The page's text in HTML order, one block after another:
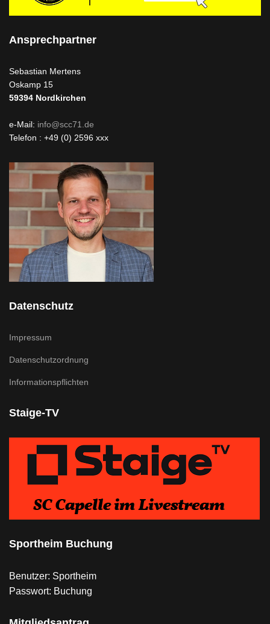
Ansprechpartner
Sebastian Mertens
Oskamp 15
59394 Nordkirchen
e-Mail: info@scc71.de
Telefon : +49 (0) 2596 xxx
Datenschutz
Impressum
Datenschutzordnung
Informationspflichten
Staige-TV
Sportheim Buchung
Benutzer: Sportheim
Passwort: Buchung